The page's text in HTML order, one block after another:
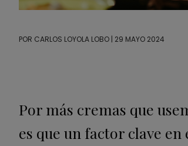
POR CARLOS LOYOLA LOBO | 29 MAYO 2024
Por más cremas que
es que un factor clave